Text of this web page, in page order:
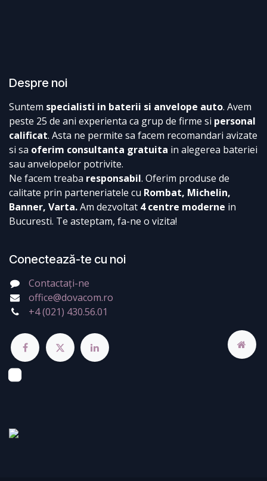
Despre noi
Suntem specialisti in baterii si anvelope auto. Avem
peste 25 de ani experienta ca grup de firme si personal
calificat. Asta ne permite sa facem recomandari avizate
si sa oferim consultanta gratuita in alegerea bateriei
sau anvelopelor potrivite.
Ne facem treaba responsabil. Oferim produse de
calitate prin parteneriatele cu Rombat, Michelin,
Banner, Varta.Am dezvoltat 4 centre moderne in
Bucuresti. Te asteptam, fa-ne o vizita!
Conectează-te cu noi
Contactați-ne
office@dovacom.ro
+4 (021) 430.56.01